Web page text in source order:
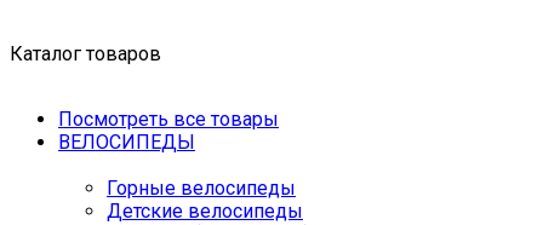
Каталог товаров
Посмотреть все товары
ВЕЛОСИПЕДЫ
Горные велосипеды
Детские велосипеды